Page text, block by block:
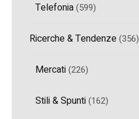
Telefonia(599)
Ricerche & Tendenze(356)
Mercati(226)
Stili & Spunti(162)